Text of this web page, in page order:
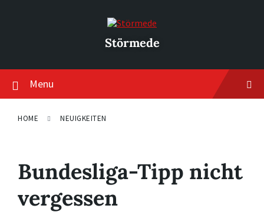
Störmede
Menu
HOME NEUIGKEITEN
Bundesliga-Tipp nicht
vergessen